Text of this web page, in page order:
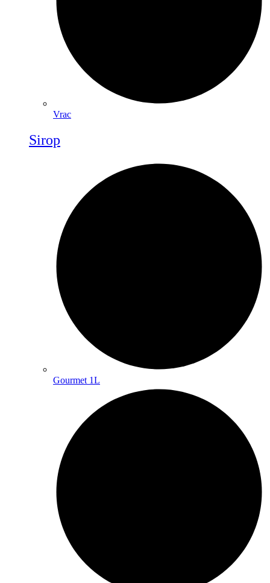
Vrac
Sirop
Gourmet 1L